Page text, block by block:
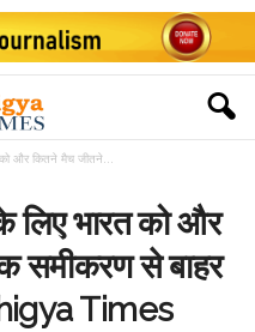
और कितने मैच जीतने...
भारत को और
समीकरण से बाहर
Times